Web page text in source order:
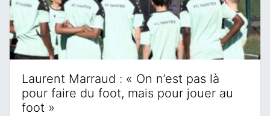
Laurent Marraud : « On n’est pas là
pour faire du foot, mais pour jouer au
foot »